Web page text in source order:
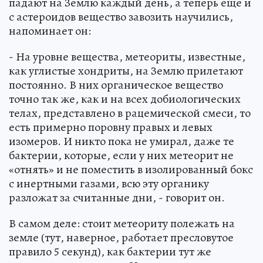
с астероидов вещество завозить научились,
напоминает он:
- На уровне вещества, метеориты, известные,
как углистые хондриты, на Землю прилетают
постоянно. В них органическое вещество
точно так же, как и на всех добиологических
телах, представлено в рацемической смеси, то
есть примерно поровну правых и левых
изомеров. И никто пока не умирал, даже те
бактерии, которые, если у них метеорит не
«отнять» и не поместить в изолированный бокс
с инертными газами, всю эту органику
разложат за считанные дни, - говорит он.
В самом деле: стоит метеориту полежать на
земле (тут, наверное, работает пресловутое
правило 5 секунд), как бактерии тут же